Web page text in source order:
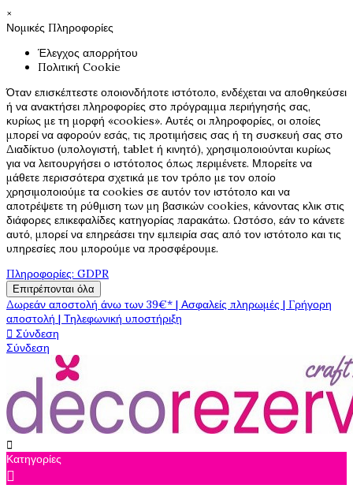
×
Νομικές Πληροφορίες
Έλεγχος απορρήτου
Πολιτική Cookie
Όταν επισκέπτεστε οποιονδήποτε ιστότοπο, ενδέχεται να αποθηκεύσει
ή να ανακτήσει πληροφορίες στο πρόγραμμα περιήγησής σας,
κυρίως με τη μορφή «cookies». Αυτές οι πληροφορίες, οι οποίες
μπορεί να αφορούν εσάς, τις προτιμήσεις σας ή τη συσκευή σας στο
Διαδίκτυο (υπολογιστή, tablet ή κινητό), χρησιμοποιούνται κυρίως
για να λειτουργήσει ο ιστότοπος όπως περιμένετε. Μπορείτε να
μάθετε περισσότερα σχετικά με τον τρόπο με τον οποίο
χρησιμοποιούμε τα cookies σε αυτόν τον ιστότοπο και να
αποτρέψετε τη ρύθμιση των μη βασικών cookies, κάνοντας κλικ στις
διάφορες επικεφαλίδες κατηγορίας παρακάτω. Ωστόσο, εάν το κάνετε
αυτό, μπορεί να επηρεάσει την εμπειρία σας από τον ιστότοπο και τις
υπηρεσίες που μπορούμε να προσφέρουμε.
Πληροφορίες: GDPR
Επιτρέπονται όλα
Δωρεάν αποστολή άνω των 39€* | Ασφαλείς πληρωμές | Γρήγορη
αποστολή | Τηλεφωνική υποστήριξη
 Σύνδεση
Σύνδεση

Κατηγορίες
